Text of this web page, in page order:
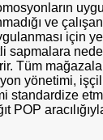
ve
için
sapmalara
Tüm
yönetimi,
standardize
POP